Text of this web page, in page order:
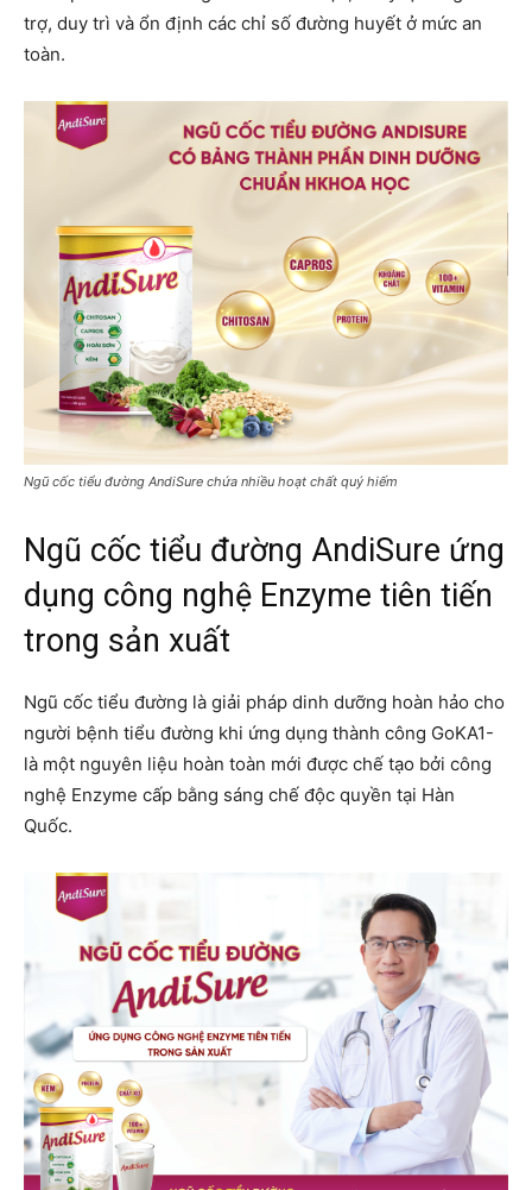
trợ, duy trì và ổn định các chỉ số đường huyết ở mức an
toàn.
Ngũ cốc tiểu đường AndiSure chứa nhiều hoạt chất quý hiếm
Ngũ cốc tiểu đường AndiSure ứng
dụng công nghệ Enzyme tiên tiến
trong sản xuất
Ngũ cốc tiểu đường là giải pháp dinh dưỡng hoàn hảo cho
người bệnh tiểu đường khi ứng dụng thành công GoKA1-
là một nguyên liệu hoàn toàn mới được chế tạo bởi công
nghệ Enzyme cấp bằng sáng chế độc quyền tại Hàn
Quốc.